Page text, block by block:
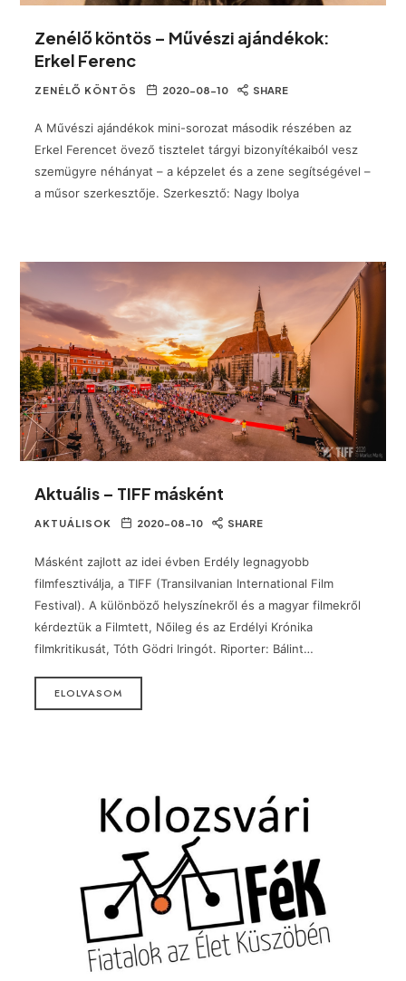
Zenélő köntös – Művészi ajándékok:
Erkel Ferenc
ZENÉLŐ KÖNTÖS 2020-08-10 SHARE
A Művészi ajándékok mini-sorozat második részében az
Erkel Ferencet övező tisztelet tárgyi bizonyítékaiból vesz
szemügyre néhányat – a képzelet és a zene segítségével –
a műsor szerkesztője. Szerkesztő: Nagy Ibolya
Aktuális – TIFF másként
AKTUÁLISOK 2020-08-10 SHARE
Másként zajlott az idei évben Erdély legnagyobb
filmfesztiválja, a TIFF (Transilvanian International Film
Festival). A különböző helyszínekről és a magyar filmekről
kérdeztük a Filmtett, Nőileg és az Erdélyi Krónika
filmkritikusát, Tóth Gödri Iringót. Riporter: Bálint…
ELOLVASOM